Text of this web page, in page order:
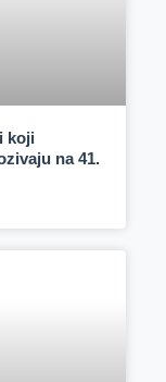
koji
na 41.